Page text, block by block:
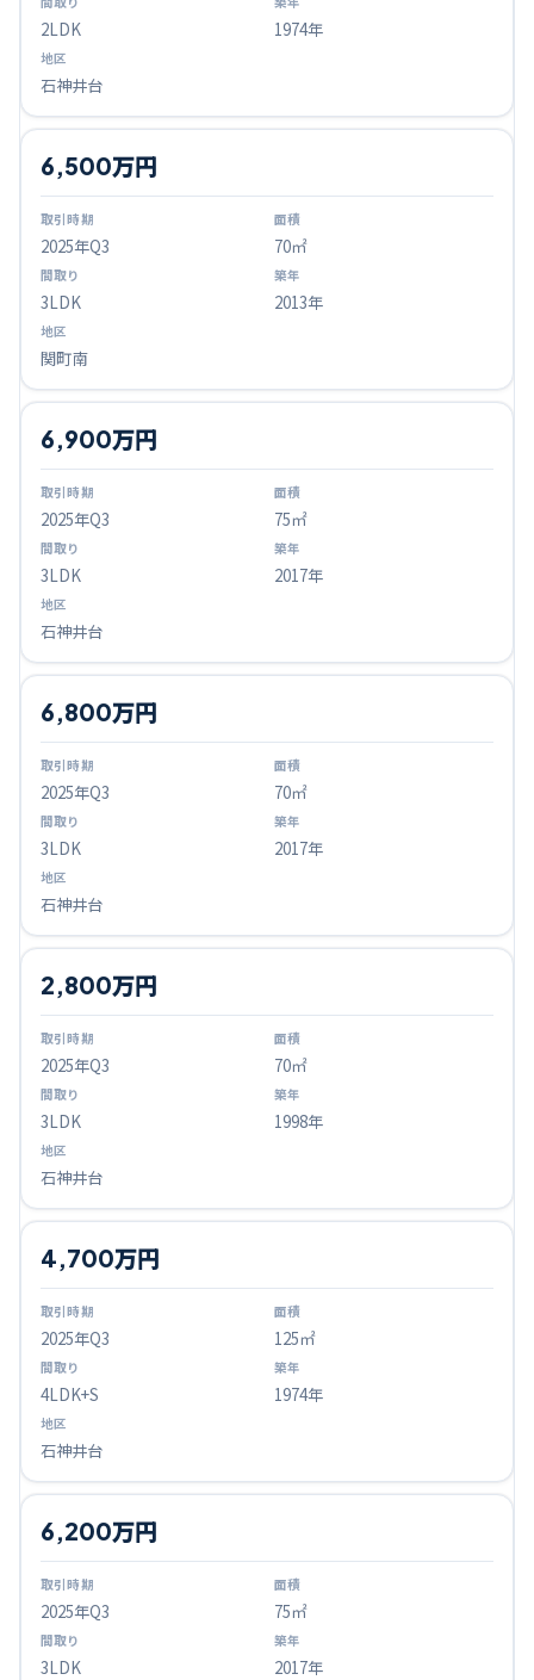
2LDK 1974年
石神井台
2025年Q3
6,500万円
70㎡
3LDK 2013年
関町南
2025年Q3
6,900万円
75㎡
3LDK 2017年
石神井台
2025年Q3
6,800万円
70㎡
3LDK 2017年
石神井台
2025年Q3
2,800万円
70㎡
3LDK 1998年
石神井台
2025年Q3
4,700万円
125㎡
4LDK+S 1974年
石神井台
2025年Q3
6,200万円
75㎡
3LDK 2017年